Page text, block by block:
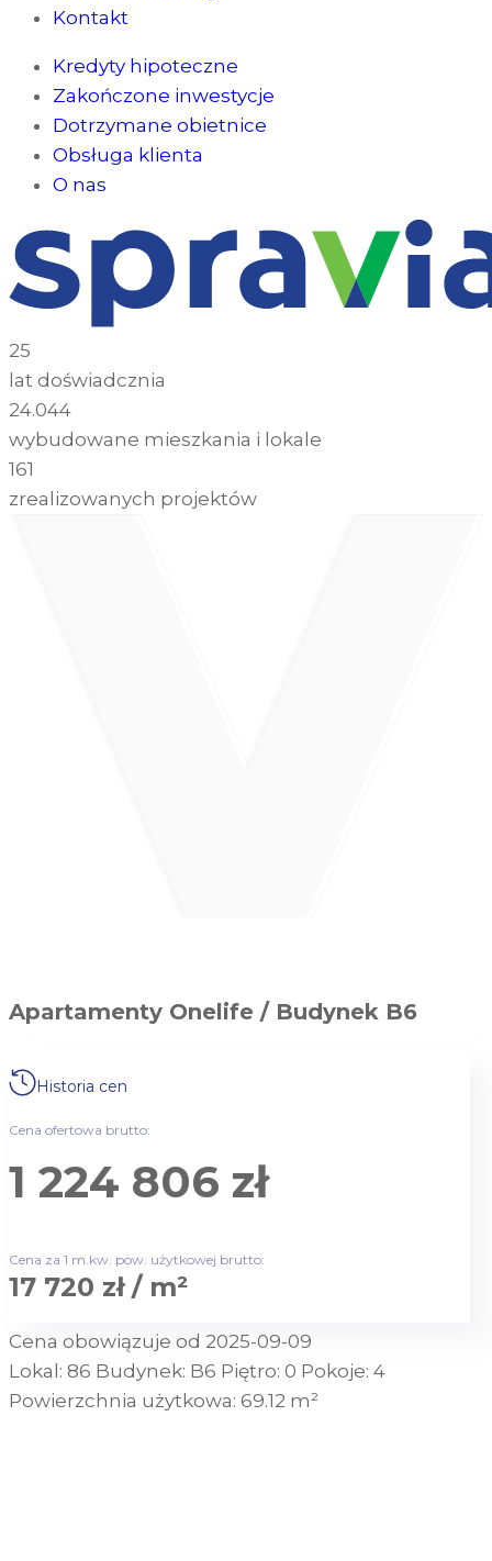
Kontakt
Kredyty hipoteczne
Zakończone inwestycje
Dotrzymane obietnice
Obsługa klienta
O nas
25
lat doświadcznia
24.044
wybudowane mieszkania i lokale
161
zrealizowanych projektów
Apartamenty Onelife / Budynek B6
Historia cen
Cena ofertowa brutto:
1 224 806 zł
Cena za 1 m.kw. pow. użytkowej brutto:
17 720 zł / m²
Cena obowiązuje od 2025-09-09
Lokal: 86 Budynek: B6 Piętro: 0 Pokoje: 4
Powierzchnia użytkowa: 69.12 m²